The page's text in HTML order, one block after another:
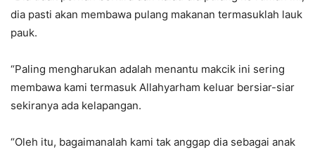
dia pasti akan membawa pulang makanan termasuklah lauk
pauk.
“Paling mengharukan adalah menantu makcik ini sering
membawa kami termasuk Allahyarham keluar bersiar-siar
sekiranya ada kelapangan.
“Oleh itu, bagaimanalah kami tak anggap dia sebagai anak